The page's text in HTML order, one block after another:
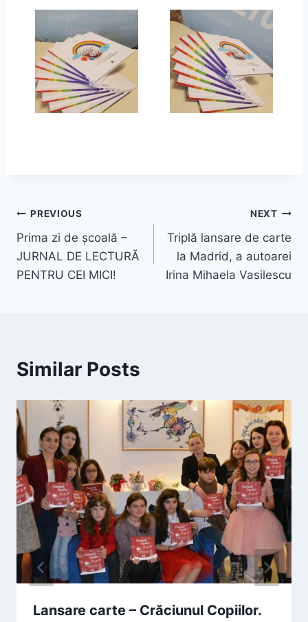
PREVIOUS
Prima zi de școală –
JURNAL DE LECTURĂ
PENTRU CEI MICI!
NEXT
Triplă lansare de carte
la Madrid, a autoarei
Irina Mihaela Vasilescu
Similar Posts
Lansare carte – Crăciunul Copiilor.